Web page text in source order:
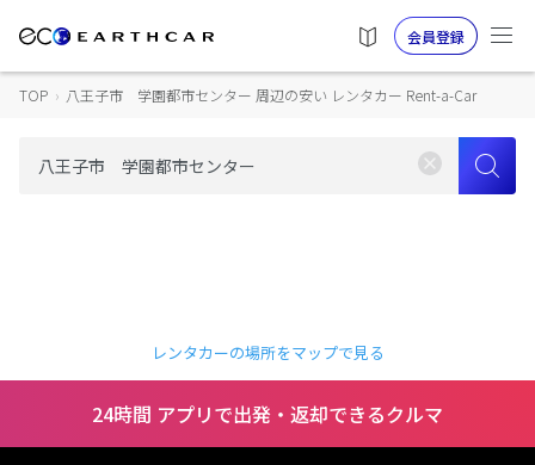
会員登録
TOP › 八王子市 学園都市センター 周辺の安い レンタカー Rent-a-Car
レンタカーの場所をマップで見る
24時間 アプリで出発・返却できるクルマ